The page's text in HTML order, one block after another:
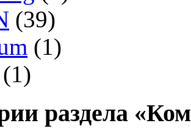
(39)
(1)
(1)
раздела